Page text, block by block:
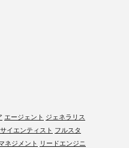
エージェント ジェネラリス
イエンティスト フルスタ
ネジメント リードエンジニ